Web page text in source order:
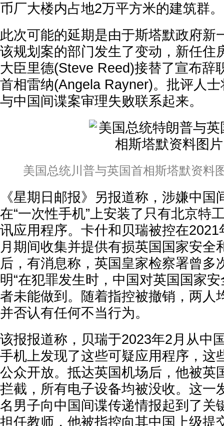
币厂大楼内占地2万平方米的建筑群。
此次可能的延期是由于斯塔默政府新
该规划案的部门发生了变动，新任住
大臣里德(Steve Reed)接替了宣布辞
首相雷纳(Angela Rayner)。批评人
与中国间谍案审理失败联系起来。
美国总统川普与英国首相斯塔默资料
《星期日邮报》另报道称，涉嫌中
在“一次性手机”上安装了只有北京特
讯应用程序。卡什和贝瑞被控在
月期间收集并提供有损英国国家安全
后，有消息称，英国皇家检察署曾多
明“在犯罪发生时，中国对英国国家
者未能做到。随着指控被撤销，两人
并否认有任何不当行为。
该报报道称，贝瑞于2023年2月从中
手机上发现了这些可疑应用程序，这
公众开放。抵达英国机场后，他被英
拦截，所有电子设备均被没收。这一
名男子向中国间谍传递情报起到了关
担任教师，他被指控向其中国上级提